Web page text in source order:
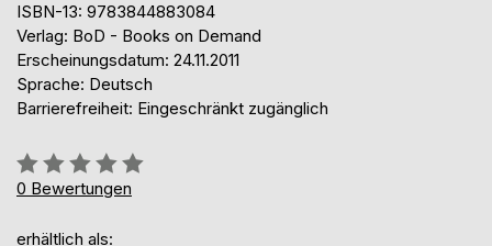
ISBN-13: 9783844883084
Verlag: BoD - Books on Demand
Erscheinungsdatum: 24.11.2011
Sprache: Deutsch
Barrierefreiheit: Eingeschränkt zugänglich
Bewertung::
0%
0 Bewertungen
erhältlich als: